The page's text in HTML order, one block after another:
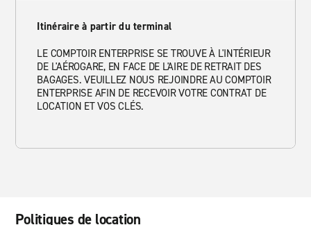
Itinéraire à partir du terminal
LE COMPTOIR ENTERPRISE SE TROUVE À L'INTÉRIEUR
DE L'AÉROGARE, EN FACE DE L'AIRE DE RETRAIT DES
BAGAGES. VEUILLEZ NOUS REJOINDRE AU COMPTOIR
ENTERPRISE AFIN DE RECEVOIR VOTRE CONTRAT DE
LOCATION ET VOS CLÉS.
Politiques de location